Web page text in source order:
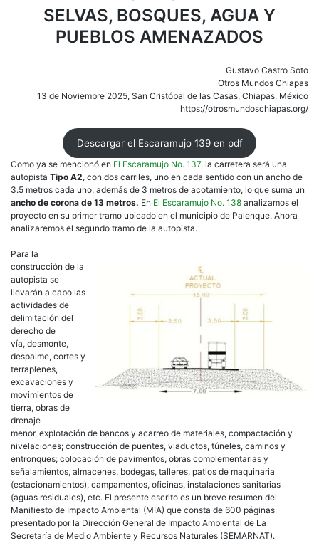
SELVAS, BOSQUES, AGUA Y
PUEBLOS AMENAZADOS
Gustavo Castro Soto
Otros Mundos Chiapas
13 de Noviembre 2025, San Cristóbal de las Casas, Chiapas, México
https://otrosmundoschiapas.org/
Descargar el Escaramujo 139 en pdf
Como ya se mencionó en El Escaramujo No. 137, la carretera será una
autopista Tipo A2, con dos carriles, uno en cada sentido con un ancho de
3.5 metros cada uno, además de 3 metros de acotamiento, lo que suma un
ancho de corona de 13 metros. En El Escaramujo No. 138 analizamos el
proyecto en su primer tramo ubicado en el municipio de Palenque. Ahora
analizaremos el segundo tramo de la autopista.
Para la
construcción de la
autopista se
llevarán a cabo las
actividades de
delimitación del
derecho de
vía, desmonte,
despalme, cortes y
terraplenes,
excavaciones y
movimientos de
tierra, obras de
drenaje
menor, explotación de bancos y acarreo de materiales, compactación y
nivelaciones; construcción de puentes, viaductos, túneles, caminos y
entronques; colocación de pavimentos, obras complementarias y
señalamientos, almacenes, bodegas, talleres, patios de maquinaria
(estacionamientos), campamentos, oficinas, instalaciones sanitarias
(aguas residuales), etc. El presente escrito es un breve resumen del
Manifiesto de Impacto Ambiental (MIA) que consta de 600 páginas
presentado por la Dirección General de Impacto Ambiental de La
Secretaría de Medio Ambiente y Recursos Naturales (SEMARNAT).